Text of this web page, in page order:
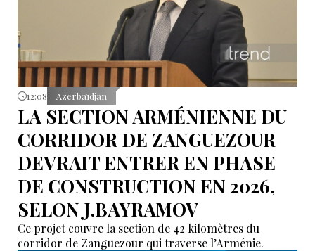
12:08 Azerbaïdjan
LA SECTION ARMÉNIENNE DU
CORRIDOR DE ZANGUEZOUR
DEVRAIT ENTRER EN PHASE
DE CONSTRUCTION EN 2026,
SELON J.BAYRAMOV
Ce projet couvre la section de 42 kilomètres du
corridor de Zanguezour qui traverse l’Arménie.